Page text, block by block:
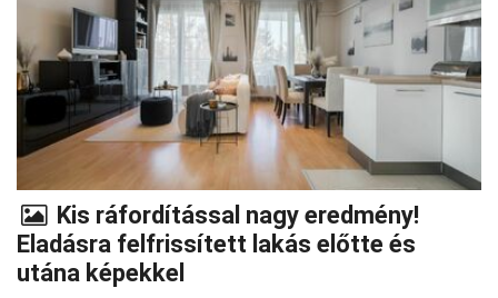
Kis ráfordítással nagy eredmény!
Eladásra felfrissített lakás előtte és
utána képekkel